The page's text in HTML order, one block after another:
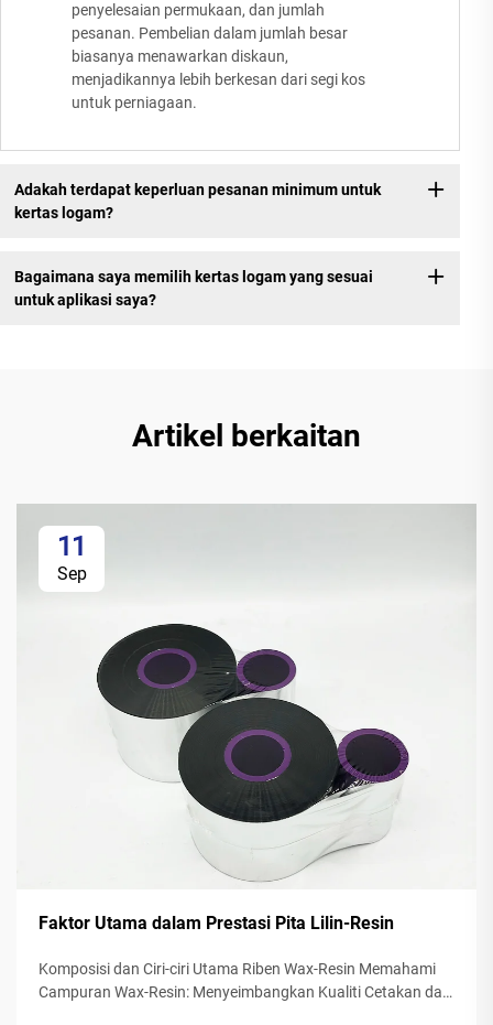
penyelesaian permukaan, dan jumlah
pesanan. Pembelian dalam jumlah besar
biasanya menawarkan diskaun,
menjadikannya lebih berkesan dari segi kos
untuk perniagaan.
Adakah terdapat keperluan pesanan minimum untuk
kertas logam?
Bagaimana saya memilih kertas logam yang sesuai
untuk aplikasi saya?
Artikel berkaitan
11
Sep
Faktor Utama dalam Prestasi Pita Lilin-Resin
Komposisi dan Ciri-ciri Utama Riben Wax-Resin Memahami
Campuran Wax-Resin: Menyeimbangkan Kualiti Cetakan dan